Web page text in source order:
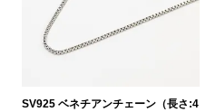
SV925 ベネチアンチェーン（長さ:4